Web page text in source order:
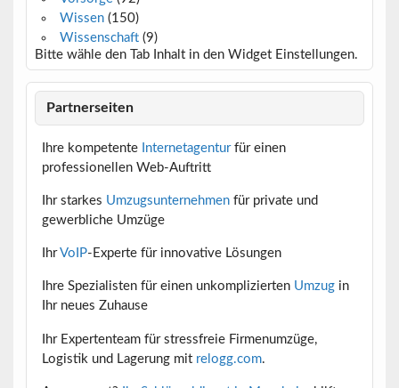
Wissen(150)
Wissenschaft(9)
Bitte wähle den Tab Inhalt in den Widget Einstellungen.
Partnerseiten
Ihre kompetente Internetagenturfür einen
professionellen Web-Auftritt
Ihr starkes Umzugsunternehmenfür private und
gewerbliche Umzüge
IhrVoIP-Experte für innovative Lösungen
Ihre Spezialisten für einen unkomplizierten Umzugin
Ihr neues Zuhause
Ihr Expertenteam für stressfreie Firmenumzüge,
Logistik und Lagerung mit relogg.com.